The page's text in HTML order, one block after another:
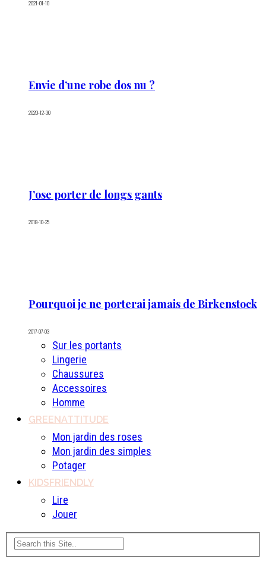
2021-01-10
Envie d’une robe dos nu ?
2020-12-30
J’ose porter de longs gants
2018-10-25
Pourquoi je ne porterai jamais de Birkenstock
2017-07-03
Sur les portants
Lingerie
Chaussures
Accessoires
Homme
GREENATTITUDE
Mon jardin des roses
Mon jardin des simples
Potager
KIDSFRIENDLY
Lire
Jouer